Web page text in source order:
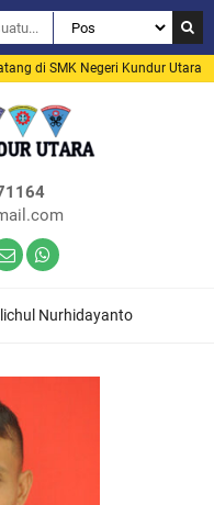
di SMK Negeri Kundur Utara
Nurhidayanto